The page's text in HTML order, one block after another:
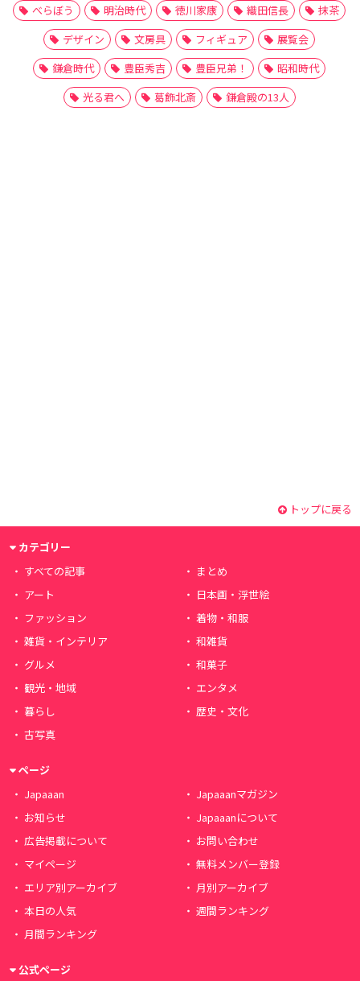
べらぼう
明治時代 徳川家康 織田信長
抹茶
デザイン
文房具 フィギュア
展覧会
鎌倉時代
豊臣秀吉 豊臣兄弟！
昭和時代
光る君へ
葛飾北斎 鎌倉殿の13人
トップに戻る
カテゴリー
すべての記事
まとめ
アート
日本画・浮世絵
ファッション
着物・和服
雑貨・インテリア
和雑貨
グルメ
和菓子
観光・地域
エンタメ
暮らし
歴史・文化
古写真
ページ
Japaaan
Japaaanマガジン
お知らせ
Japaaanについて
広告掲載について
お問い合わせ
マイページ
無料メンバー登録
エリア別アーカイブ
月別アーカイブ
本日の人気
週間ランキング
月間ランキング
公式ページ